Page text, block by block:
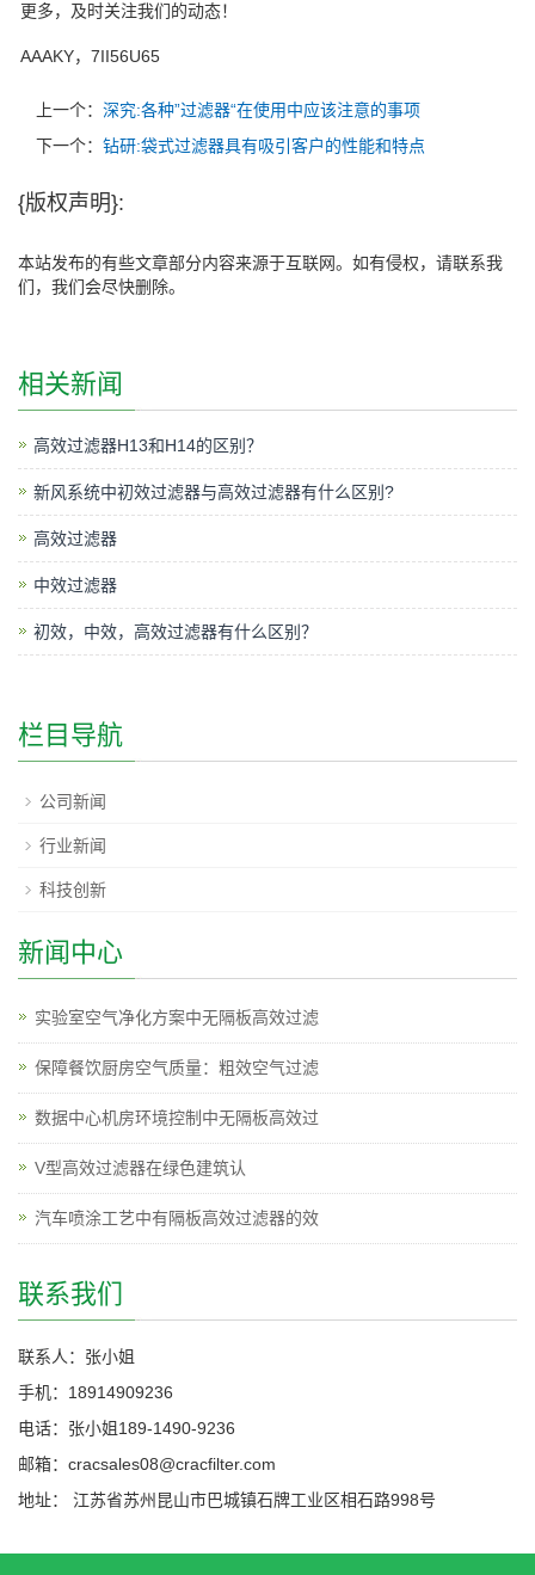
更多，及时关注我们的动态！
AAAKY，7II56U65
上一个： 深究:各种”过滤器“在使用中应该注意的事项
下一个： 钻研:袋式过滤器具有吸引客户的性能和特点
{版权声明}:
本站发布的有些文章部分内容来源于互联网。如有侵权，请联系我
们，我们会尽快删除。
相关新闻
高效过滤器H13和H14的区别？
新风系统中初效过滤器与高效过滤器有什么区别?
高效过滤器
中效过滤器
初效，中效，高效过滤器有什么区别？
栏目导航
公司新闻
行业新闻
科技创新
新闻中心
实验室空气净化方案中无隔板高效过滤
保障餐饮厨房空气质量：粗效空气过滤
数据中心机房环境控制中无隔板高效过
V型高效过滤器在绿色建筑认
汽车喷涂工艺中有隔板高效过滤器的效
联系我们
联系人：张小姐
手机：18914909236
电话：张小姐189-1490-9236
邮箱：cracsales08@cracfilter.com
地址： 江苏省苏州昆山市巴城镇石牌工业区相石路998号